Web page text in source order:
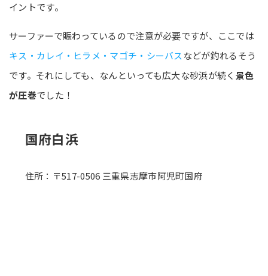
イントです。
サーファーで賑わっているので注意が必要ですが、ここでは
キス・カレイ・ヒラメ・マゴチ・シーバス などが釣れるそう
です。それにしても、なんといっても広大な砂浜が続く 景色
が圧巻でした！
国府白浜
住所：〒517-0506 三重県志摩市阿児町国府